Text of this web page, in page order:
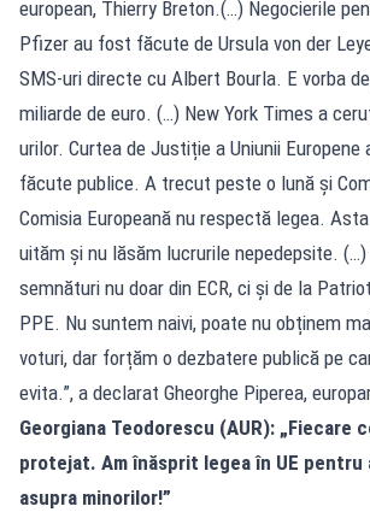
european, Thierry Breton.(…) Negocierile
Pfizer au fost făcute de Ursula von der
SMS-uri directe cu Albert Bourla. E vorba
miliarde de euro. (…) New York Times a
urilor. Curtea de Justiție a Uniunii Europene
făcute publice. A trecut peste o lună și
Comisia Europeană nu respectă legea.
uităm și nu lăsăm lucrurile nepedepsite.
semnături nu doar din ECR, ci și de la
PPE. Nu suntem naivi, poate nu obținem
voturi, dar forțăm o dezbatere publică pe
evita.”, a declarat Gheorghe Piperea,
Georgiana Teodorescu (AUR): „Fiecare
protejat. Am înăsprit legea în UE pentru
asupra minorilor!”